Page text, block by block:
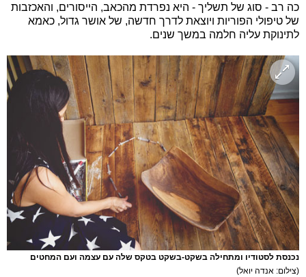
כה רב - סוג של תשליך - היא נפרדת מהכאב, הייסורים, והאכזבות
של טיפולי הפוריות ויוצאת לדרך חדשה, של אושר גדול, כאמא
לתינוקת עליה חלמה במשך שנים.
נכנסת לסטודיו ומתחילה בשקט-בשקט בטקס שלה עם עצמה ועם המחטים
(צילום: אנדה יואל)